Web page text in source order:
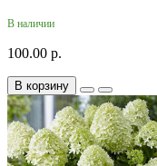
В наличии
100.00 р.
В корзину